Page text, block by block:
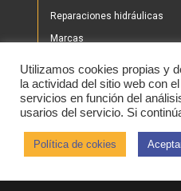
Reparaciones hidráulicas
Marcas
Tienda
Noticias
2020 © IHBER
Utilizamos cookies propias y
la actividad del sitio web con
servicios en función del
usarios del servicio. Si
Política de cokies